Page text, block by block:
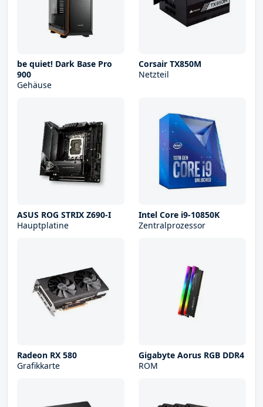
be quiet! Dark Base Pro
900
Gehäuse
Corsair TX850M
Netzteil
ASUS ROG STRIX Z690-I
Hauptplatine
Intel Core i9-10850K
Zentralprozessor
Radeon RX 580
Grafikkarte
Gigabyte Aorus RGB DDR4
ROM